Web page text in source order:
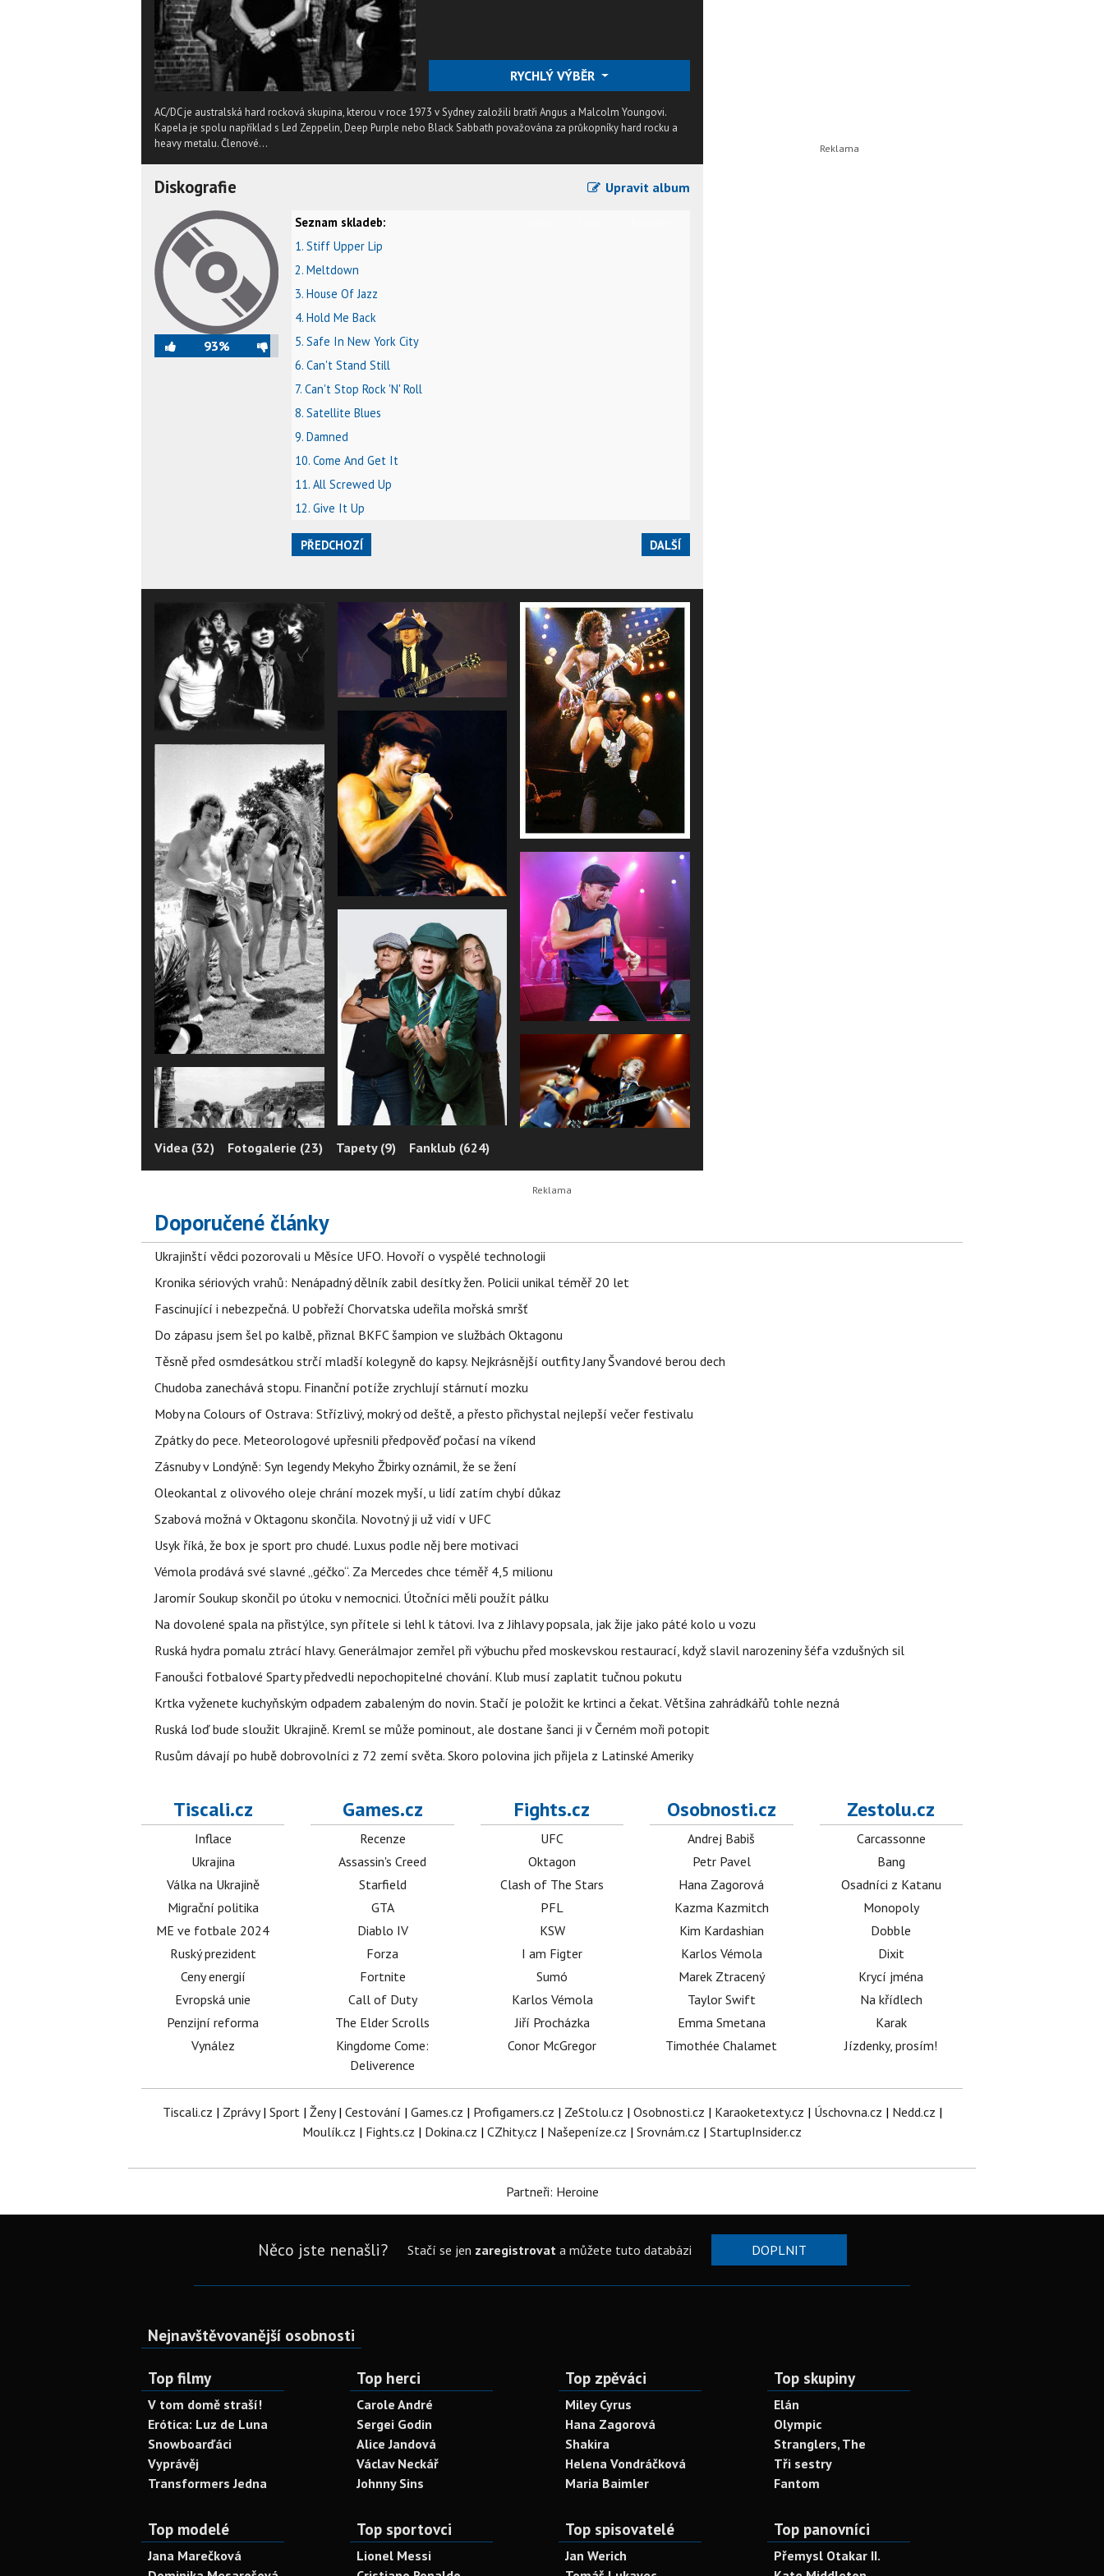
RYCHLÝ VÝBĚR
AC/DC je australská hard rocková skupina, kterou v roce 1973 v Sydney založili bratři Angus a Malcolm Youngovi.
Kapela je spolu například s Led Zeppelin, Deep Purple nebo Black Sabbath považována za průkopníky hard rocku a
heavy metalu. Členové...
Diskografie Upravit album
93%
Seznam skladeb:
1. Stiff Upper Lip
2. Meltdown
3. House Of Jazz
4. Hold Me Back
5. Safe In New York City
6. Can't Stand Still
7. Can't Stop Rock 'N' Roll
8. Satellite Blues
9. Damned
10. Come And Get It
11. All Screwed Up
12. Give It Up
PŘEDCHOZÍ DALŠÍ
Videa (32) Fotogalerie (23) Tapety (9) Fanklub (624)
Doporučené články
Ukrajinští vědci pozorovali u Měsíce UFO. Hovoří o vyspělé technologii
Kronika sériových vrahů: Nenápadný dělník zabil desítky žen. Policii unikal téměř 20 let
Fascinující i nebezpečná. U pobřeží Chorvatska udeřila mořská smršť
Do zápasu jsem šel po kalbě, přiznal BKFC šampion ve službách Oktagonu
Těsně před osmdesátkou strčí mladší kolegyně do kapsy. Nejkrásnější outfity Jany Švandové berou dech
Chudoba zanechává stopu. Finanční potíže zrychlují stárnutí mozku
Moby na Colours of Ostrava: Střízlivý, mokrý od deště, a přesto přichystal nejlepší večer festivalu
Zpátky do pece. Meteorologové upřesnili předpověď počasí na víkend
Zásnuby v Londýně: Syn legendy Mekyho Žbirky oznámil, že se žení
Oleokantal z olivového oleje chrání mozek myší, u lidí zatím chybí důkaz
Szabová možná v Oktagonu skončila. Novotný ji už vidí v UFC
Usyk říká, že box je sport pro chudé. Luxus podle něj bere motivaci
Vémola prodává své slavné „géčko“. Za Mercedes chce téměř 4,5 milionu
Jaromír Soukup skončil po útoku v nemocnici. Útočníci měli použít pálku
Na dovolené spala na přistýlce, syn přítele si lehl k tátovi. Iva z Jihlavy popsala, jak žije jako páté kolo u vozu
Ruská hydra pomalu ztrácí hlavy. Generálmajor zemřel při výbuchu před moskevskou restaurací, když slavil narozeniny šéfa vzdušných sil
Fanoušci fotbalové Sparty předvedli nepochopitelné chování. Klub musí zaplatit tučnou pokutu
Krtka vyženete kuchyňským odpadem zabaleným do novin. Stačí je položit ke krtinci a čekat. Většina zahrádkářů tohle nezná
Ruská loď bude sloužit Ukrajině. Kreml se může pominout, ale dostane šanci ji v Černém moři potopit
Rusům dávají po hubě dobrovolníci z 72 zemí světa. Skoro polovina jich přijela z Latinské Ameriky
Tiscali.cz
Inflace
Ukrajina
Válka na Ukrajině
Migrační politika
ME ve fotbale 2024
Ruský prezident
Ceny energií
Evropská unie
Penzijní reforma
Vynález
Games.cz
Recenze
Assassin's Creed
Starfield
GTA
Diablo IV
Forza
Fortnite
Call of Duty
The Elder Scrolls
Kingdome Come:
Deliverence
Fights.cz
UFC
Oktagon
Clash of The Stars
PFL
KSW
I am Figter
Sumó
Karlos Vémola
Jiří Procházka
Conor McGregor
Osobnosti.cz
Andrej Babiš
Petr Pavel
Hana Zagorová
Kazma Kazmitch
Kim Kardashian
Karlos Vémola
Marek Ztracený
Taylor Swift
Emma Smetana
Timothée Chalamet
Zestolu.cz
Carcassonne
Bang
Osadníci z Katanu
Monopoly
Dobble
Dixit
Krycí jména
Na křídlech
Karak
Jízdenky, prosím!
Tiscali.cz | Zprávy| Sport| Ženy| Cestování | Games.cz | Profigamers.cz | ZeStolu.cz | Osobnosti.cz | Karaoketexty.cz | Úschovna.cz | Nedd.cz |
Moulík.cz | Fights.cz | Dokina.cz | CZhity.cz | Našepeníze.cz | Srovnám.cz | StartupInsider.cz
Partneři: Heroine
Něco jste nenašli? Stačí se jen zaregistrovata můžete tuto databázi DOPLNIT
Nejnavštěvovanější osobnosti
Top filmy
V tom domě straší!
Erótica: Luz de Luna
Snowboarďáci
Vyprávěj
Transformers Jedna
Top herci
Carole André
Sergei Godin
Alice Jandová
Václav Neckář
Johnny Sins
Top zpěváci
Miley Cyrus
Hana Zagorová
Shakira
Helena Vondráčková
Maria Baimler
Top skupiny
Elán
Olympic
Stranglers, The
Tři sestry
Fantom
Top modelé
Jana Marečková
Top sportovci
Lionel Messi
Top spisovatelé
Jan Werich
Top panovníci
Přemysl Otakar II.